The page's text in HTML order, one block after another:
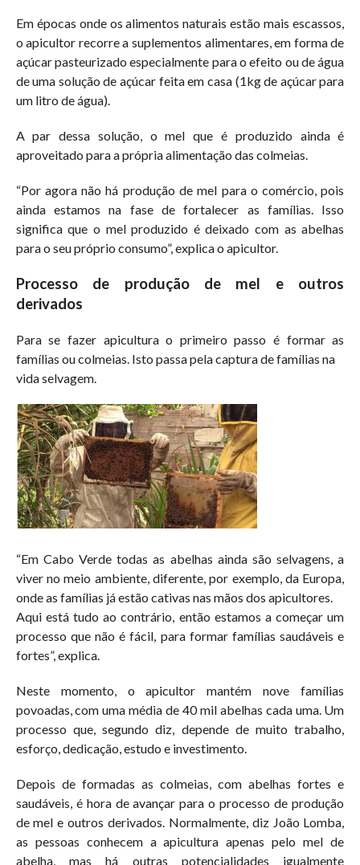
Em épocas onde os alimentos naturais estão mais escassos,
o apicultor recorre a suplementos alimentares, em forma de
açúcar pasteurizado especialmente para o efeito ou de água
de uma solução de açúcar feita em casa (1kg de açúcar para
um litro de água).
A par dessa solução, o mel que é produzido ainda é
aproveitado para a própria alimentação das colmeias.
“Por agora não há produção de mel para o comércio, pois
ainda estamos na fase de fortalecer as famílias. Isso
significa que o mel produzido é deixado com as abelhas
para o seu próprio consumo”, explica o apicultor.
Processo de produção de mel e outros
derivados
Para se fazer apicultura o primeiro passo é formar as
famílias ou colmeias. Isto passa pela captura de famílias na
vida selvagem.
“Em Cabo Verde todas as abelhas ainda são selvagens, a
viver no meio ambiente, diferente, por exemplo, da Europa,
onde as famílias já estão cativas nas mãos dos apicultores.
Aqui está tudo ao contrário, então estamos a começar um
processo que não é fácil, para formar famílias saudáveis e
fortes”, explica.
Neste momento, o apicultor mantém nove famílias
povoadas, com uma média de 40 mil abelhas cada uma. Um
processo que, segundo diz, depende de muito trabalho,
esforço, dedicação, estudo e investimento.
Depois de formadas as colmeias, com abelhas fortes e
saudáveis, é hora de avançar para o processo de produção
de mel e outros derivados. Normalmente, diz João Lomba,
as pessoas conhecem a apicultura apenas pelo mel de
abelha, mas há outras potencialidades igualmente